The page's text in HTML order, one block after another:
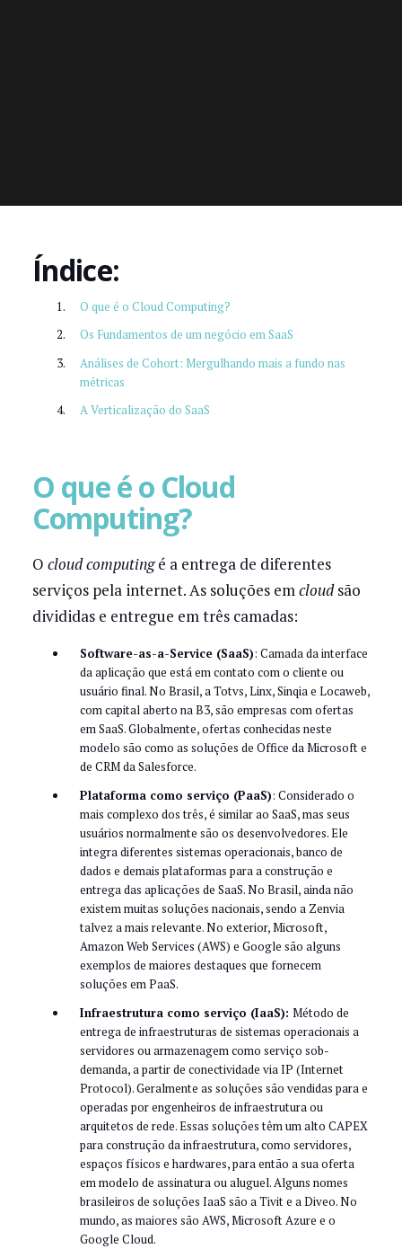
Índice:
O que é o Cloud Computing?
Os Fundamentos de um negócio em SaaS
Análises de Cohort: Mergulhando mais a fundo nas
métricas
A Verticalização do SaaS
O que é o Cloud
Computing?
O cloud computingé a entrega de diferentes
serviços pela internet. As soluções emcloudsão
divididas e entregue em três camadas:
Software-as-a-Service (SaaS): Camada da interface
da aplicação que está em contato com o cliente ou
usuário final. No Brasil, a Totvs, Linx, Sinqia e Locaweb,
com capital aberto na B3, são empresas com ofertas
em SaaS. Globalmente, ofertas conhecidas neste
modelo são como as soluções de Office da Microsoft e
de CRM da Salesforce.
Plataforma como serviço (PaaS): Considerado o
mais complexo dos três, é similar ao SaaS, mas seus
usuários normalmente são os desenvolvedores. Ele
integra diferentes sistemas operacionais, banco de
dados e demais plataformas para a construção e
entrega das aplicações de SaaS. No Brasil, ainda não
existem muitas soluções nacionais, sendo a Zenvia
talvez a mais relevante. No exterior, Microsoft,
Amazon Web Services (AWS) e Google são alguns
exemplos de maiores destaques que fornecem
soluções em PaaS.
Infraestrutura como serviço (IaaS): Método de
entrega de infraestruturas de sistemas operacionais a
servidores ou armazenagem como serviço sob-
demanda, a partir de conectividade via IP (Internet
Protocol). Geralmente as soluções são vendidas para e
operadas por engenheiros de infraestrutura ou
arquitetos de rede. Essas soluções têm um alto CAPEX
para construção da infraestrutura, como servidores,
espaços físicos e hardwares, para então a sua oferta
em modelo de assinatura ou aluguel. Alguns nomes
brasileiros de soluções IaaS são a Tivit e a Diveo. No
mundo, as maiores são AWS, Microsoft Azure e o
Google Cloud.